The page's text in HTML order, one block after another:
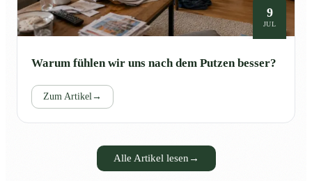
9
JUL
Warum fühlen wir uns nach dem Putzen besser?
Zum Artikel→
Alle Artikel lesen →